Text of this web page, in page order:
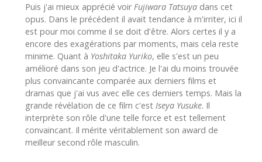
Puis j'ai mieux apprécié voir Fujiwara Tatsuya dans cet
opus. Dans le précédent il avait tendance à m'irriter, ici il
est pour moi comme il se doit d'être. Alors certes il y a
encore des exagérations par moments, mais cela reste
minime. Quant à Yoshitaka Yuriko, elle s'est un peu
amélioré dans son jeu d'actrice. Je l'ai du moins trouvée
plus convaincante comparée aux derniers films et
dramas que j'ai vus avec elle ces derniers temps. Mais la
grande révélation de ce film c'est Iseya Yusuke. Il
interprète son rôle d'une telle force et est tellement
convaincant. Il mérite véritablement son award de
meilleur second rôle masculin.